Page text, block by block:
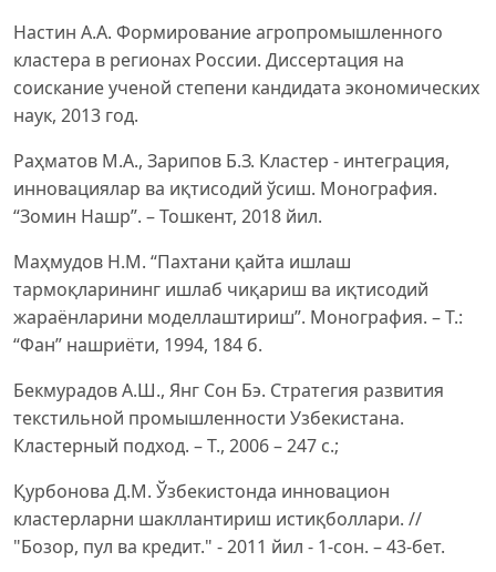
Настин А.А. Формирование агропромышленного
кластера в регионах России. Диссертация на
соискание ученой степени кандидата экономических
наук, 2013 год.
Раҳматов М.A., Зарипов Б.З. Кластер - интеграция,
инновациялар ва иқтисодий ўсиш. Монография.
“Зомин Нашр”. – Тошкент, 2018 йил.
Маҳмудов Н.М. “Пахтани қайта ишлаш
тармоқларининг ишлаб чиқариш ва иқтисодий
жараёнларини моделлаштириш”. Монография. – Т.:
“Фан” нашриёти, 1994, 184 б.
Бекмурадов А.Ш., Янг Сон Бэ. Стратегия развития
текстильной промышленности Узбекистана.
Кластерный подход. – Т., 2006 – 247 с.;
Қурбонова Д.М. Ўзбекистонда инновацион
кластерларни шакллантириш истиқболлари. //
"Бозор, пул ва кредит." - 2011 йил - 1-сон. – 43-бет.